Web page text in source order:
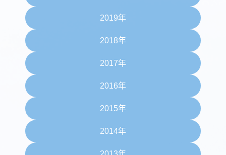
2019年
2018年
2017年
2016年
2015年
2014年